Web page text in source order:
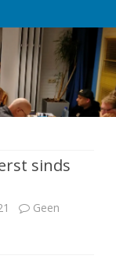
sinds
Geen